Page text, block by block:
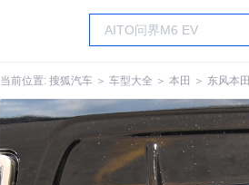
当前位置: 搜狐汽车 ＞ 车型大全 ＞ 本田 ＞ 东风本田